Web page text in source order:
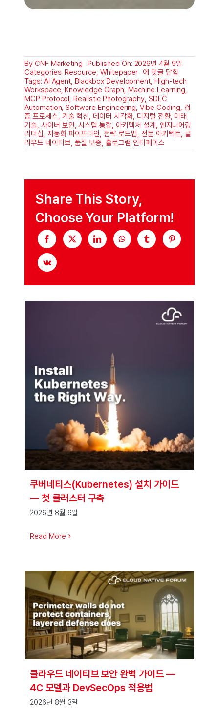
By CNF Marketing
Published On: 2026년 4월 9일
Categories: Resource, Whitepaper
AI
에
이
전
트
시
대,
기
업
은
게
까
에 댓글 닫힘
Tags: AI Agent, Blackbox Development, High-tech
Workspace, Knowledge Graph, Machine Learning,
MCP Protocol, Realistic Photography,SDLC
Automation,Software Engineering,Vibe Coding, 검
증 프로세스, 기술 혁신, 데이터 시각화, 디지털 전환, 미래
기술, 사이버 보안,시스템 통합, 아키텍처 설계 , 엔지니어링
리더십, 자동화 파이프라인,전략 로드맵, 전문 아키텍트,클
라우드 네이티브, 품질 보증,홀로그램 인터페이스
Share This Story,
Choose Your Platform!
쿠버네티스(Kubernetes) 설치 가이드
— 첫 클러스터 구축
2026년 8월 6일
Read More
클라우드 네이티브 보안 완벽 가이드 —
4C 모델과 DevSecOps 적용법
2026년 8월 3일